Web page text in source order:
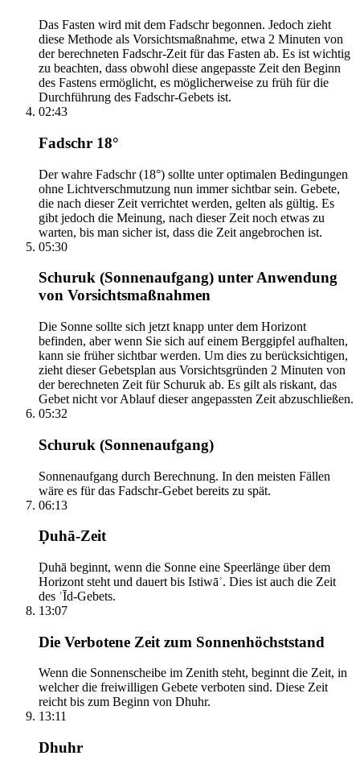
Das Fasten wird mit dem Fadschr begonnen. Jedoch zieht
diese Methode als Vorsichtsmaßnahme, etwa 2 Minuten von
der berechneten Fadschr-Zeit für das Fasten ab. Es ist wichtig
zu beachten, dass obwohl diese angepasste Zeit den Beginn
des Fastens ermöglicht, es möglicherweise zu früh für die
Durchführung des Fadschr-Gebets ist.
02:43
Fadschr 18°
Der wahre Fadschr (18°) sollte unter optimalen Bedingungen
ohne Lichtverschmutzung nun immer sichtbar sein. Gebete,
die nach dieser Zeit verrichtet werden, gelten als gültig. Es
gibt jedoch die Meinung, nach dieser Zeit noch etwas zu
warten, bis man sicher ist, dass die Zeit angebrochen ist.
05:30
Schuruk (Sonnenaufgang) unter Anwendung
von Vorsichtsmaßnahmen
Die Sonne sollte sich jetzt knapp unter dem Horizont
befinden, aber wenn Sie sich auf einem Berggipfel aufhalten,
kann sie früher sichtbar werden. Um dies zu berücksichtigen,
zieht dieser Gebetsplan aus Vorsichtsgründen 2 Minuten von
der berechneten Zeit für Schuruk ab. Es gilt als riskant, das
Gebet nicht vor Ablauf dieser angepassten Zeit abzuschließen.
05:32
Schuruk (Sonnenaufgang)
Sonnenaufgang durch Berechnung. In den meisten Fällen
wäre es für das Fadschr-Gebet bereits zu spät.
06:13
Ḍuhā-Zeit
Ḍuhā beginnt, wenn die Sonne eine Speerlänge über dem
Horizont steht und dauert bis Istiwāʾ. Dies ist auch die Zeit
des ʿĪd-Gebets.
13:07
Die Verbotene Zeit zum Sonnenhöchststand
Wenn die Sonnenscheibe im Zenith steht, beginnt die Zeit, in
welcher die freiwilligen Gebete verboten sind. Diese Zeit
reicht bis zum Beginn von Dhuhr.
13:11
Dhuhr